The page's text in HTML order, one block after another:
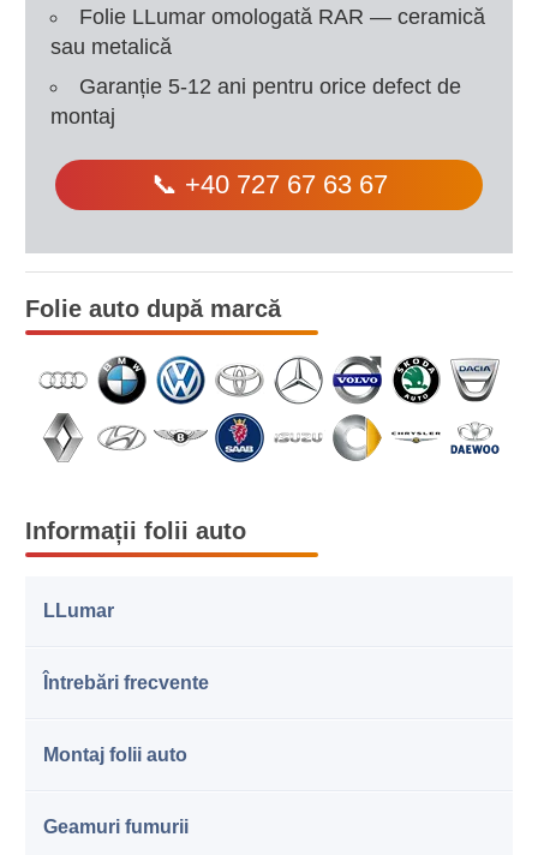
Folie LLumar omologată RAR — ceramică
sau metalică
Garanție 5-12 ani pentru orice defect de
montaj
📞 +40 727 67 63 67
Folie auto după marcă
Informații folii auto
LLumar
Întrebări frecvente
Montaj folii auto
Geamuri fumurii